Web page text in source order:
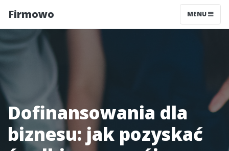
Firmowo MENU
Dofinansowania dla
biznesu: jak pozyskać